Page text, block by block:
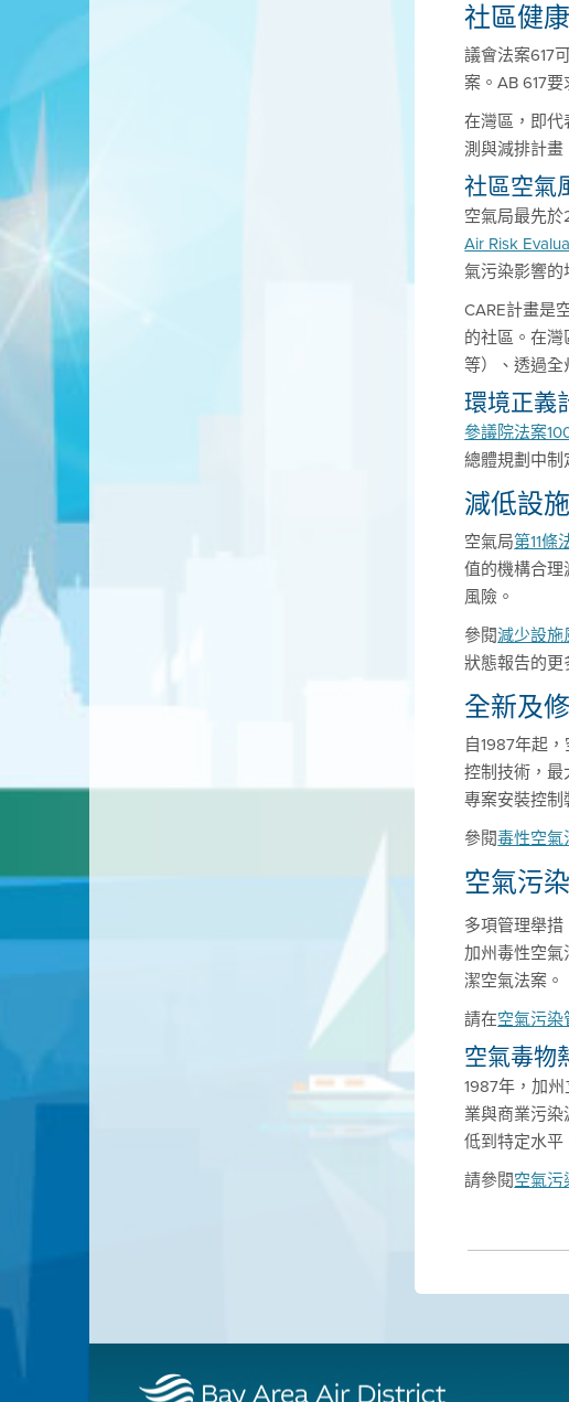
社區健
議會法案617
案。AB 617
在灣區，即
測與減排計畫
社區空氣
空氣局最先
Air Risk
氣污染影響的
CARE計畫是
的社區。在
等）、透過
環境正義
參議院法案
總體規劃中
減低設
空氣局第11
值的機構合
風險。
參閱減少設
狀態報告的更
全新及
自1987年起
控制技術，
專案安裝控制
參閱毒性空氣
空氣污
多項管理舉措
加州毒性空
潔空氣法案。
請在空氣污
空氣毒物
1987年，加
業與商業污
低到特定水
請參閱空氣